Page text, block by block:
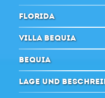
FLORIDA
VILLA BEQUIA
BEQUIA
LAGE UND